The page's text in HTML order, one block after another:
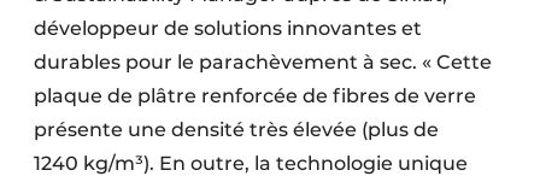
développeur de solutions innovantes et
durables pour le parachèvement à sec. « Cette
plaque de plâtre renforcée de fibres de verre
présente une densité très élevée (plus de
1240 kg/m³). En outre, la technologie unique